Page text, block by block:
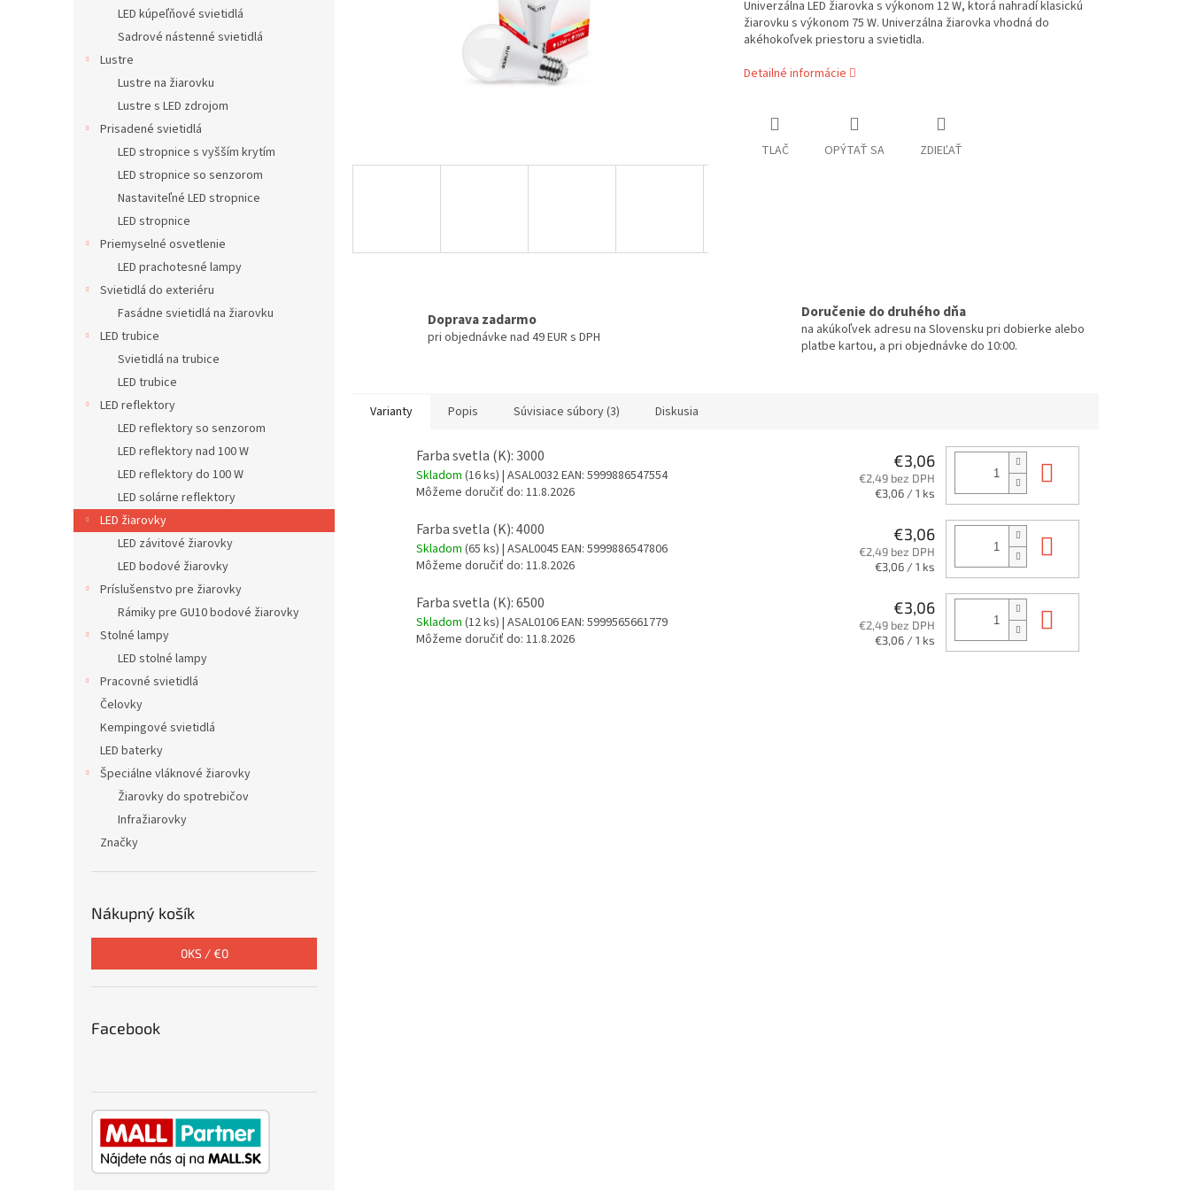
LED kúpeľňové svietidlá
Sadrové nástenné svietidlá
Lustre
Lustre na žiarovku
Lustre s LED zdrojom
Prisadené svietidlá
LED stropnice s vyšším krytím
LED stropnice so senzorom
Nastaviteľné LED stropnice
LED stropnice
Priemyselné osvetlenie
LED prachotesné lampy
Svietidlá do exteriéru
Fasádne svietidlá na žiarovku
LED trubice
Svietidlá na trubice
LED trubice
LED reflektory
LED reflektory so senzorom
LED reflektory nad 100 W
LED reflektory do 100 W
LED solárne reflektory
LED žiarovky
LED závitové žiarovky
LED bodové žiarovky
Príslušenstvo pre žiarovky
Rámiky pre GU10 bodové žiarovky
Stolné lampy
LED stolné lampy
Pracovné svietidlá
Čelovky
Kempingové svietidlá
LED baterky
Špeciálne vláknové žiarovky
Žiarovky do spotrebičov
Infražiarovky
Značky
Nákupný košík
0KS /€0
Facebook
Univerzálna LED žiarovka s výkonom 12 W, ktorá nahradí klasickú
žiarovku s výkonom 75 W. Univerzálna žiarovka vhodná do
akéhokoľvek priestoru a svietidla.
Detailné informácie
TLAČ OPÝTAŤ SA ZDIEĽAŤ
Doprava zadarmo
pri objednávke nad 49 EUR s DPH
Doručenie do druhého dňa
na akúkoľvek adresu na Slovensku pri dobierke alebo
platbe kartou, a pri objednávke do 10:00.
Varianty Popis Súvisiace súbory (3) Diskusia
Farba svetla (K): 3000
Skladom (16 ks) | ASAL0032EAN: 5999886547554
Môžeme doručiť do: 11.8.2026
€3,06
€2,49 bez DPH
Jednotková
€3,06 / 1 ks
Farba svetla (K): 4000
Skladom (65 ks) | ASAL0045 EAN: 5999886547806
Môžeme doručiť do: 11.8.2026
€3,06
€2,49 bez DPH
Jednotková
€3,06 / 1 ks
Farba svetla (K): 6500
Skladom (12 ks) | ASAL0106EAN: 5999565661779
Môžeme doručiť do: 11.8.2026
€3,06
€2,49 bez DPH
Jednotková
€3,06 / 1 ks